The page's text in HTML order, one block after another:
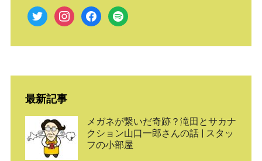
twitter instagramfacebook
spotify
最新記事
メガネが繋いだ奇跡？滝田とサカナ
クション山口一郎さんの話 | スタッ
フの小部屋